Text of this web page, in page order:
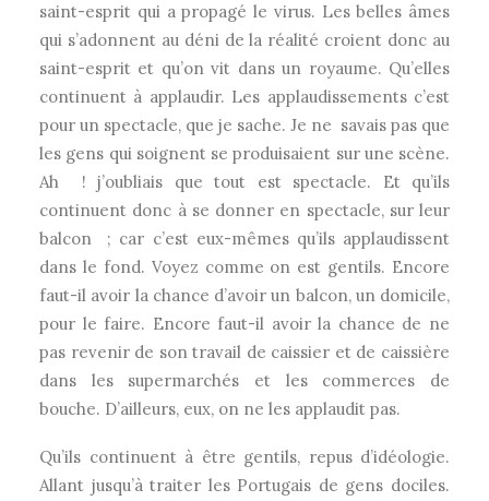
saint-esprit qui a propagé le virus. Les belles âmes
qui s’adonnent au déni de la réalité croient donc au
saint-esprit et qu’on vit dans un royaume. Qu’elles
continuent à applaudir. Les applaudissements c’est
pour un spectacle, que je sache. Je ne savais pas que
les gens qui soignent se produisaient sur une scène.
Ah ! j’oubliais que tout est spectacle. Et qu’ils
continuent donc à se donner en spectacle, sur leur
balcon ; car c’est eux-mêmes qu’ils applaudissent
dans le fond. Voyez comme on est gentils. Encore
faut-il avoir la chance d’avoir un balcon, un domicile,
pour le faire. Encore faut-il avoir la chance de ne
pas revenir de son travail de caissier et de caissière
dans les supermarchés et les commerces de
bouche. D’ailleurs, eux, on ne les applaudit pas.
Qu’ils continuent à être gentils, repus d’idéologie.
Allant jusqu’à traiter les Portugais de gens dociles.